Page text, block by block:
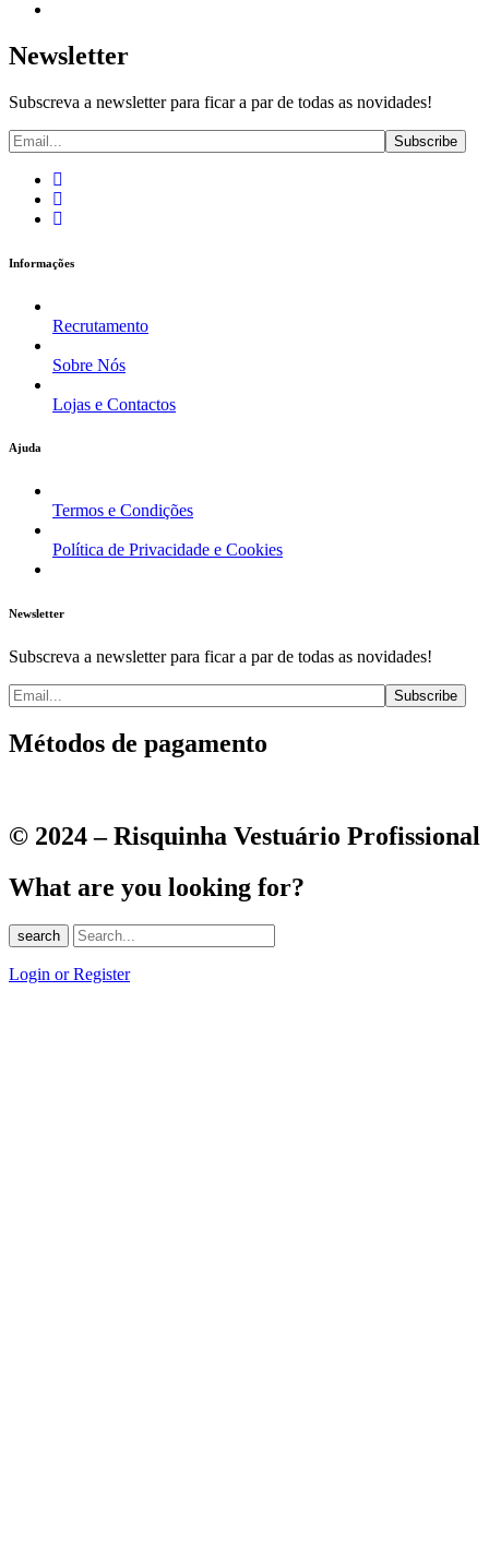
Newsletter
Subscreva a newsletter para ficar a par de todas as novidades!
Informações
Recrutamento
Sobre Nós
Lojas e Contactos
Ajuda
Termos e Condições
Política de Privacidade e Cookies
Newsletter
Subscreva a newsletter para ficar a par de todas as novidades!
Métodos de pagamento
© 2024 – Risquinha Vestuário Profissional
What are you looking for?
search
Login or Register